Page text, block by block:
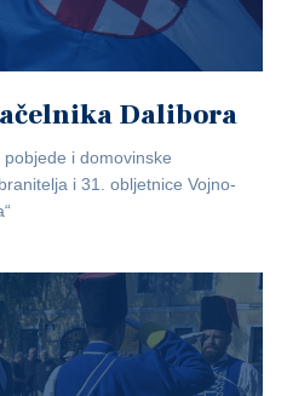
Dalibora
i domovinske
i 31. obljetnice Vojno-